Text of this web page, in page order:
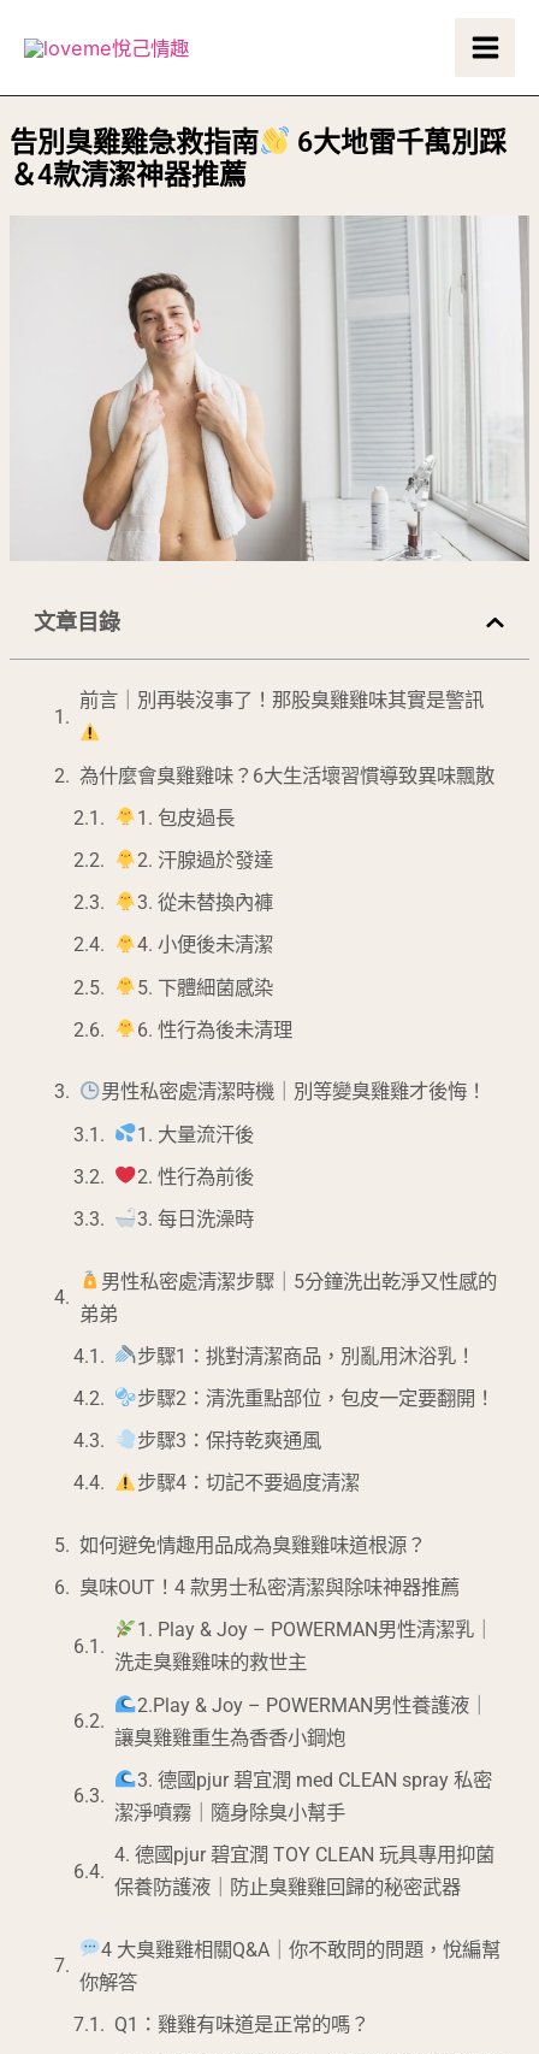
內
容
告別臭雞雞急救指南
6大地雷千萬別踩
＆4款清潔神器推薦
文章目錄
前言｜別再裝沒事了！那股臭雞雞味其實是警訊
為什麼會臭雞雞味？6大生活壞習慣導致異味飄散
1. 包皮過長
2. 汗腺過於發達
3. 從未替換內褲
4. 小便後未清潔
5. 下體細菌感染
6. 性行為後未清理
男性私密處清潔時機｜別等變臭雞雞才後悔！
1. 大量流汗後
2. 性行為前後
3. 每日洗澡時
男性私密處清潔步驟｜5分鐘洗出乾淨又性感的
弟弟
步驟1：挑對清潔商品，別亂用沐浴乳！
步驟2：清洗重點部位，包皮一定要翻開！
步驟3：保持乾爽通風
步驟4：切記不要過度清潔
如何避免情趣用品成為臭雞雞味道根源？
臭味OUT！4 款男士私密清潔與除味神器推薦
1. Play & Joy – POWERMAN男性清潔乳｜
洗走臭雞雞味的救世主
2.Play & Joy – POWERMAN男性養護液｜
讓臭雞雞重生為香香小鋼炮
3. 德國pjur 碧宜潤 med CLEAN spray 私密
潔淨噴霧｜隨身除臭小幫手
4. 德國pjur 碧宜潤 TOY CLEAN 玩具專用抑菌
保養防護液｜防止臭雞雞回歸的秘密武器
4 大臭雞雞相關Q&A｜你不敢問的問題，悅編幫
你解答
Q1：雞雞有味道是正常的嗎？